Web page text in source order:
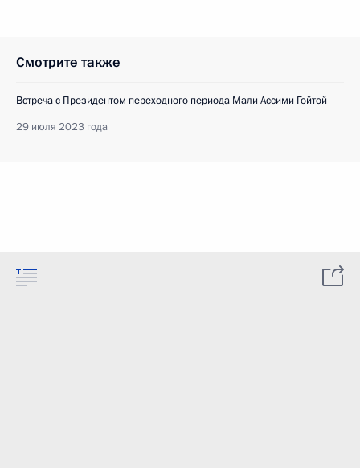
Смотрите также
Встреча с Президентом переходного периода Мали Ассими Гойтой
29 июля 2023 года